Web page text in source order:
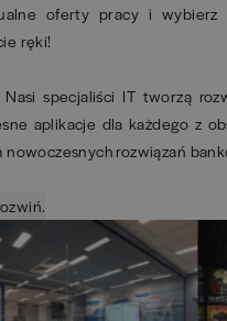
oferty pracy i
ręki!
specjaliści IT tworzą
aplikacje dla każdego z
rozwiązań